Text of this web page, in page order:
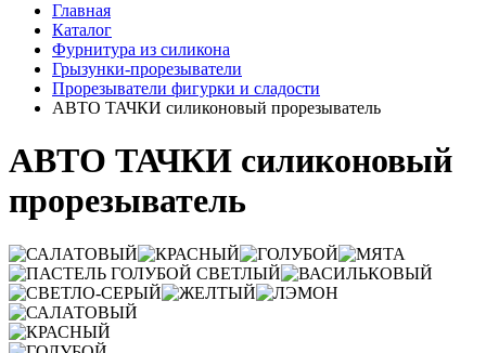
Главная
Каталог
Фурнитура из силикона
Грызунки-прорезыватели
Прорезыватели фигурки и сладости
АВТО ТАЧКИ силиконовый прорезыватель
АВТО ТАЧКИ силиконовый
прорезыватель